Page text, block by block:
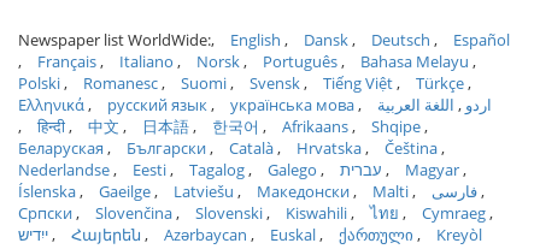
Newspaper list WorldWide: English Dansk Deutsch
Español
Français
Italiano Norsk Português
Bahasa Melayu
Polski
Romanesc Suomi Svensk Tiếng Việt
Türkçe
Ελληνικά
русский язык українська мова اردو
اللغة العربية
हिन्दी
中文 日本語 한국어 Afrikaans
Shqipe
Беларуская
Български Català Hrvatska
Čeština
Nederlandse
Eesti Tagalog Galego עברית
Magyar
Íslenska
Gaeilge Latviešu Македонски Malti
فارسی
Српски
Slovenčina Slovenski Kiswahili ไทย
Cymraeg
ייִדיש
Հայերեն Azərbaycan Euskal ქართული
Kreyòl